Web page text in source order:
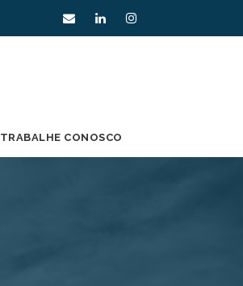
TRABALHE CONOSCO